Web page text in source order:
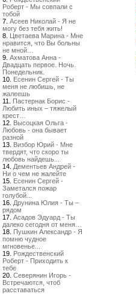
Роберт - Мы совпали с
тобой
7. Асеев Николай - Я не
могу без тебя жить!
8. Цветаева Марина - Мне
нравится, что Вы больны
не мной…
9. Ахматова Анна -
Двадцать первое. Ночь.
Понедельник.
10. Есенин Сергей - Ты
меня не любишь, не
жалеешь
11. Пастернак Борис -
Любить иных – тяжелый
крест…
12. Высоцкая Ольга -
Любовь - она бывает
разной
13. Визбор Юрий - Мне
твердят, что скоро ты
любовь найдешь...
14. Дементьев Андрей -
Ни о чем не жалейте
15. Есенин Сергей -
Заметался пожар
голубой...
16. Друнина Юлия - Ты –
рядом
17. Асадов Эдуард - Ты
далеко сегодня от меня…
18. Пушкин Александр - Я
помню чудное
мгновенье...
19. Рождественский
Роберт - Приходить к
тебе
20. Северянин Игорь -
Встречаются, чтоб
расставаться